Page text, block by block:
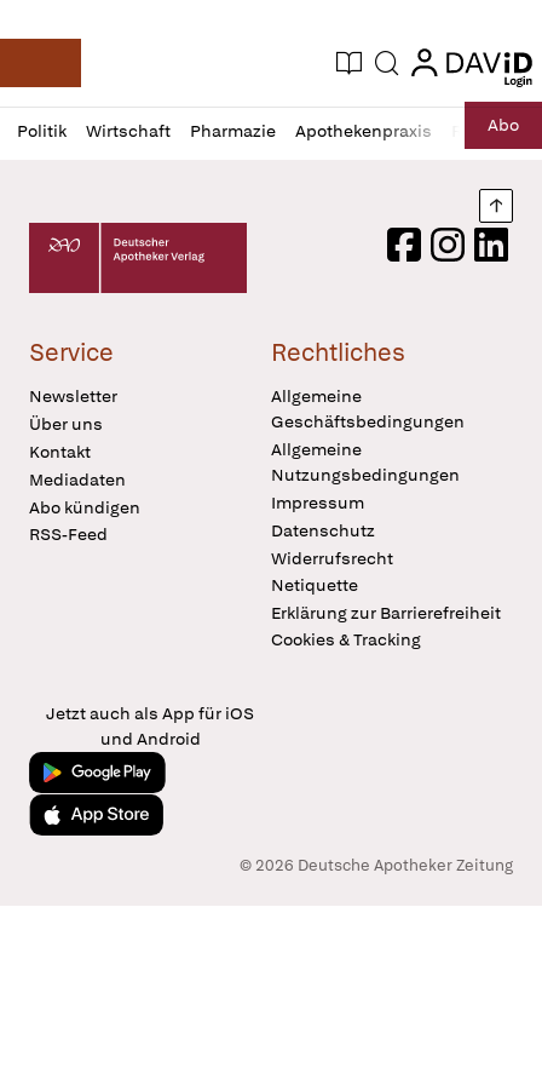
Deutsche Apotheker Zeitung
Aktuelle Ausgabe
Suche login
login
Politik Wirtschaft Pharmazie Apothekenpraxis RechtAbo
Profil
öffnen
Daz
Pur
Deutscher Apotheker Verlag Logo
FacebookInstagram
Service
Newsletter
Über uns
Kontakt
Mediadaten
Abo kündigen
RSS-Feed
Rechtliches
Allgemeine
Geschäftsbedingungen
Allgemeine
Nutzungsbedingungen
Impressum
Datenschutz
Widerrufsrecht
Netiquette
Erklärung zur Barrierefreiheit
Cookies & Tracking
Jetzt auch als App für iOS
und Android
Jetzt bei Google Play
Laden im App Store
© 2026 Deutsche Apotheker Zeitung